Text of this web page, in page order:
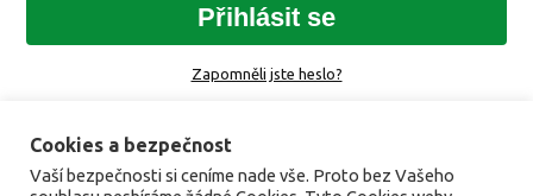
Přihlásit se
Zapomněli jste heslo?
Cookies a bezpečnost
Vaší bezpečnosti si ceníme nade vše. Proto bez Vašeho